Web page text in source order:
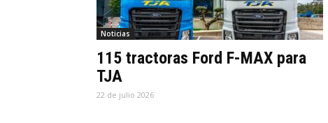
Noticias
115 tractoras Ford F-MAX para
TJA
22 de julio 2026